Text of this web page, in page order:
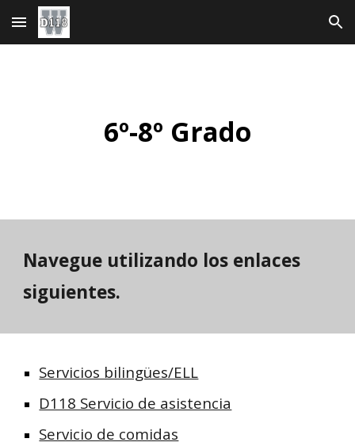
Ir al contenido principal Saltar a la navegación
6º-8º Grado
Navegue utilizando los enlaces
siguientes.
Servicios bilingües/ELL
D118 Servicio de asistencia
Servicio de comidas